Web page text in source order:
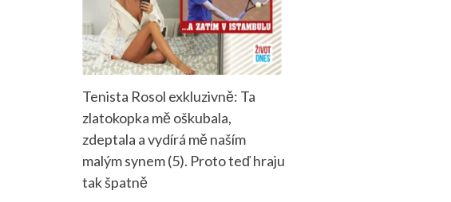
Tenista Rosol exkluzivně: Ta
zlatokopka mě oškubala,
zdeptala a vydírá mě naším
malým synem (5). Proto teď hraju
tak špatně